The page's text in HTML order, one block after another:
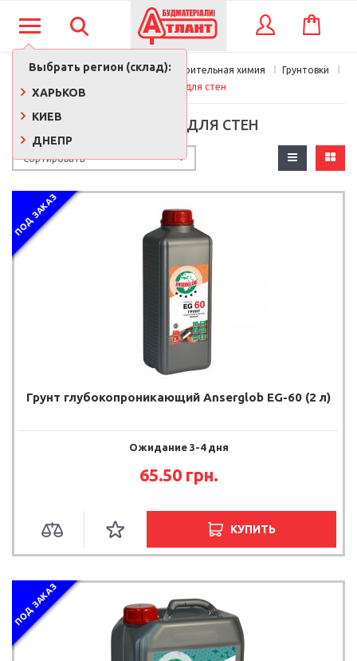
Выбрать регион (склад):
ХАРЬКОВ
КИЕВ
ДНЕПР
КОРЗИНА
Главная Краски, лаки, клеи, строительная химия
Грунтовки
Грунтовки для стен
ГРУНТОВКИ ДЛЯ СТЕН
ПОД ЗАКАЗ
Грунт глубокопроникающий Anserglob EG-60 (2 л)
Ожидание 3-4 дня
65.50 грн.
КУПИТЬ
ПОД ЗАКАЗ